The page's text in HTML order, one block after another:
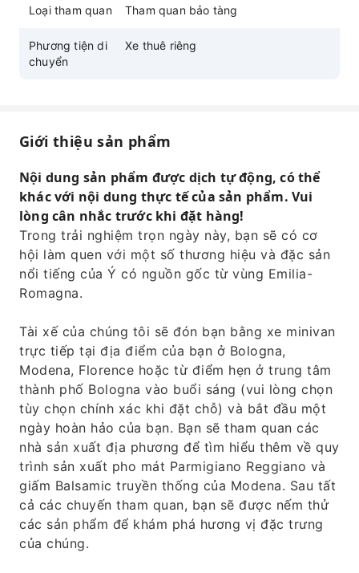
Loại tham quan Tham quan bảo tàng
Phương tiện di
chuyển
Xe thuê riêng
Giới thiệu sản phẩm
Nội dung sản phẩm được dịch tự động, có thể
khác với nội dung thực tế của sản phẩm. Vui
lòng cân nhắc trước khi đặt hàng!
Trong trải nghiệm trọn ngày này, bạn sẽ có cơ
hội làm quen với một số thương hiệu và đặc sản
nổi tiếng của Ý có nguồn gốc từ vùng Emilia-
Romagna.
Tài xế của chúng tôi sẽ đón bạn bằng xe minivan
trực tiếp tại địa điểm của bạn ở Bologna,
Modena, Florence hoặc từ điểm hẹn ở trung tâm
thành phố Bologna vào buổi sáng (vui lòng chọn
tùy chọn chính xác khi đặt chỗ) và bắt đầu một
ngày hoàn hảo của bạn. Bạn sẽ tham quan các
nhà sản xuất địa phương để tìm hiểu thêm về quy
trình sản xuất pho mát Parmigiano Reggiano và
giấm Balsamic truyền thống của Modena. Sau tất
cả các chuyến tham quan, bạn sẽ được nếm thử
các sản phẩm để khám phá hương vị đặc trưng
của chúng.